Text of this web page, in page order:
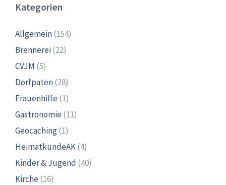
Kategorien
Allgemein(154)
Brennerei(22)
CVJM (5)
Dorfpaten(28)
Frauenhilfe(1)
Gastronomie(11)
Geocaching(1)
HeimatkundeAK(4)
Kinder & Jugend (40)
Kirche(16)